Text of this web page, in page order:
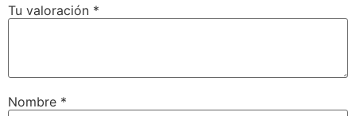
Tu valoración *
Nombre *